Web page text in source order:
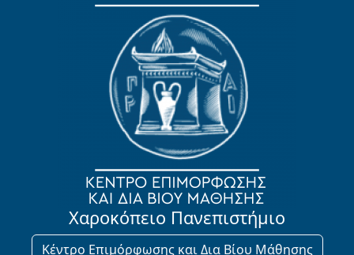
Χαροκόπειο Πανεπιστήμιο
Κέντρο Επιμόρφωσης και Δια Βίου Μάθησης